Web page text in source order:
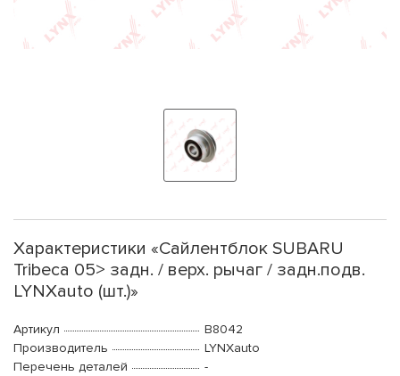
Характеристики «Сайлентблок SUBARU
Tribeca 05> задн. / верх. рычаг / задн.подв.
LYNXauto (шт.)»
Артикул
B8042
Производитель
LYNXauto
Перечень деталей
-